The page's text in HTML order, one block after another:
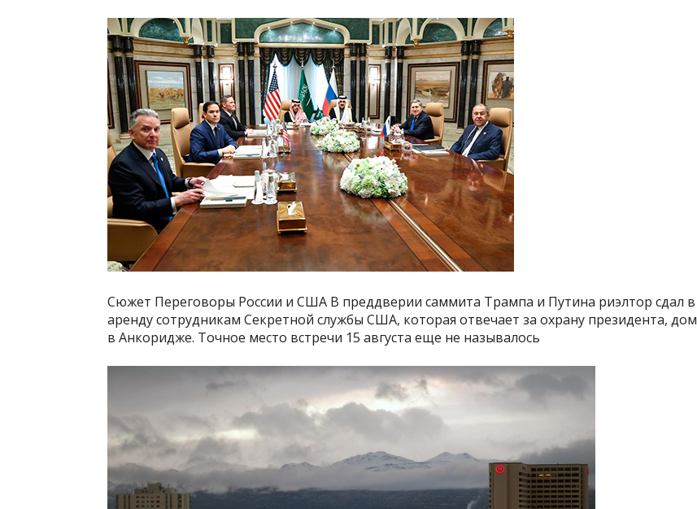
Сюжет Переговоры России и США В преддверии саммита Трампа и Путина риэлтор сдал в
аренду сотрудникам Секретной службы США, которая отвечает за охрану президента, дом
в Анкоридже. Точное место встречи 15 августа еще не называлось